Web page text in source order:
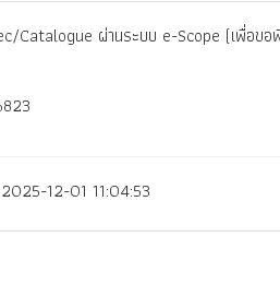
Catalogue ผ่านระบบ e-Scope (เพื่อข
12-01 11:04:53